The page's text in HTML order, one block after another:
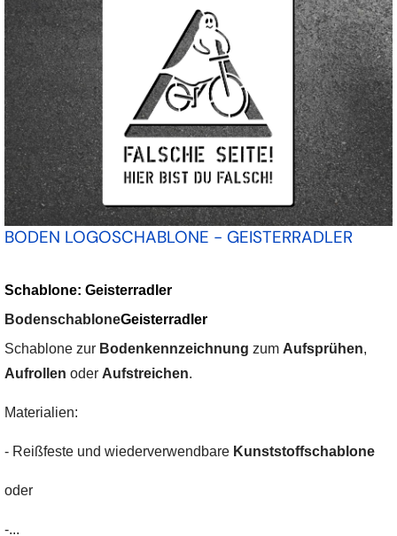
BODEN LOGOSCHABLONE - GEISTERRADLER
Schablone: Geisterradler
BodenschabloneGeisterradler
Schablone zur Bodenkennzeichnung zum Aufsprühen,
Aufrollen oder Aufstreichen.
Materialien:
- Reißfeste und wiederverwendbare Kunststoffschablone
oder
-...